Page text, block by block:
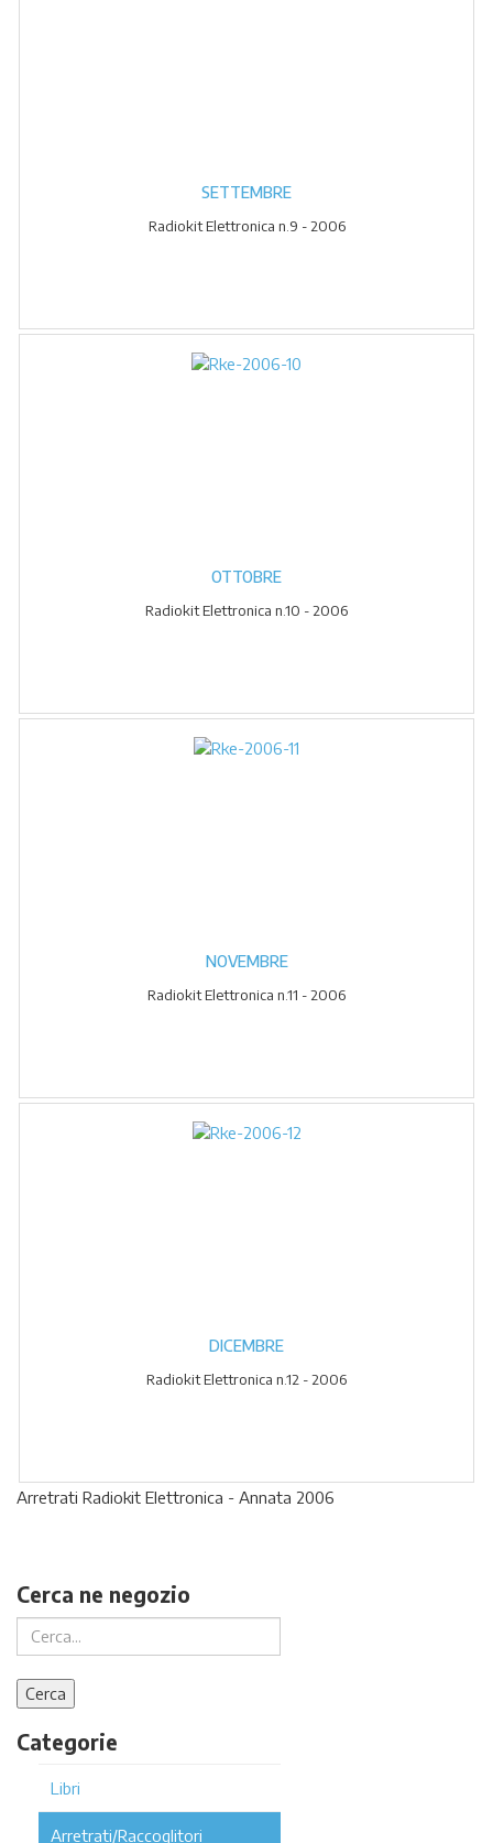
SETTEMBRE
Radiokit Elettronica n.9 - 2006
OTTOBRE
Radiokit Elettronica n.10 - 2006
NOVEMBRE
Radiokit Elettronica n.11 - 2006
DICEMBRE
Radiokit Elettronica n.12 - 2006
Arretrati Radiokit Elettronica - Annata 2006
Cerca ne negozio
Categorie
Libri
Arretrati/Raccoglitori